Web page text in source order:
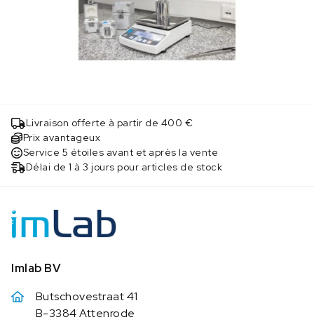
Livraison offerte à partir de 400 €
Prix avantageux
Service 5 étoiles avant et après la vente
Délai de 1 à 3 jours pour articles de stock
Imlab BV
Butschovestraat 41
B-3384 Attenrode